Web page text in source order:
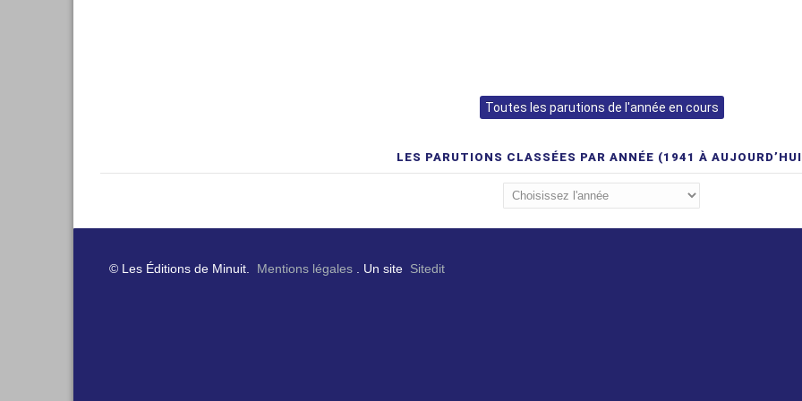
Toutes les parutions de l'année en cours
LES PARUTIONS CLASSÉES PAR ANNÉE (1941 À
© Les Éditions de Minuit. Mentions légales . Un site Sitedit